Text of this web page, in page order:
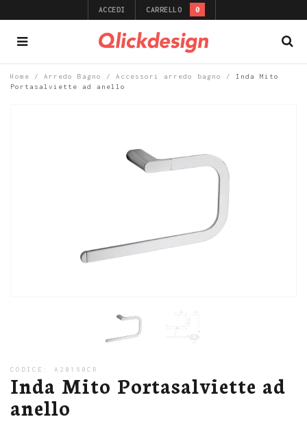
ACCEDI CARRELLO 0
Home / Arredo Bagno / Accessori arredo bagno /
Inda Mito
Portasalviette ad anello
CODICE: A20160CR
Inda Mito Portasalviette ad
anello